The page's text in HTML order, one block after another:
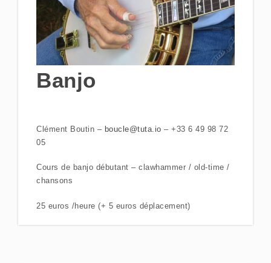
Banjo
Clément Boutin – boucle@tuta.io – +33 6 49 98 72
05
Cours de banjo débutant – clawhammer / old-time /
chansons
25 euros /heure (+ 5 euros déplacement)